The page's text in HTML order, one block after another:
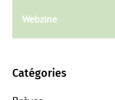
Webzine
Catégories